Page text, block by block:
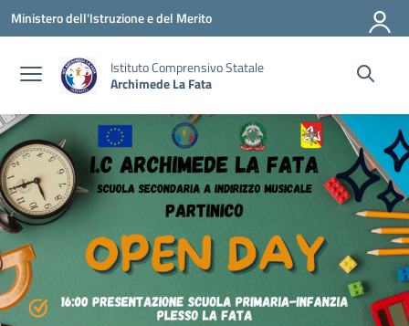
Vai ai contenuti
Vai al menu di navigazione
Vai al footer
Ministero dell'Istruzione e del Merito
Istituto Comprensivo Statale
Archimede La Fata